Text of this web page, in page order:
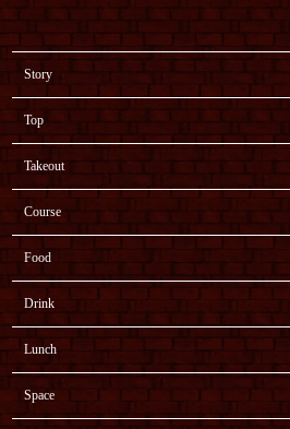
Story
Top
Takeout
Course
Food
Drink
Lunch
Space